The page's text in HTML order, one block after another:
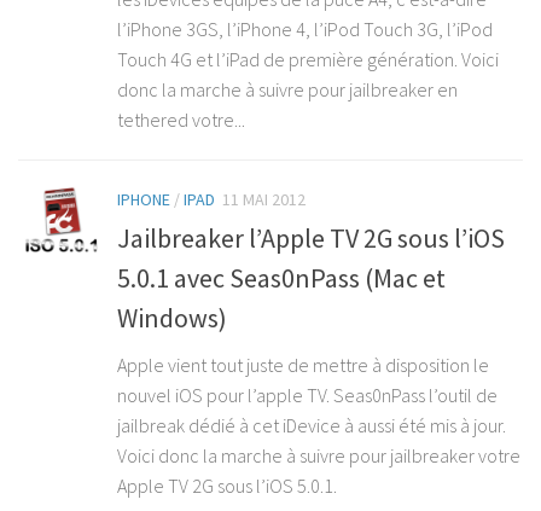
l’iPhone 3GS, l’iPhone 4, l’iPod Touch 3G, l’iPod
Touch 4G et l’iPad de première génération. Voici
donc la marche à suivre pour jailbreaker en
tethered votre...
IPHONE /IPAD 11 MAI 2012
Jailbreaker l’Apple TV 2G sous l’iOS
5.0.1 avec Seas0nPass (Mac et
Windows)
Apple vient tout juste de mettre à disposition le
nouvel iOS pour l’apple TV. Seas0nPass l’outil de
jailbreak dédié à cet iDevice à aussi été mis à jour.
Voici donc la marche à suivre pour jailbreaker votre
Apple TV 2G sous l’iOS 5.0.1.